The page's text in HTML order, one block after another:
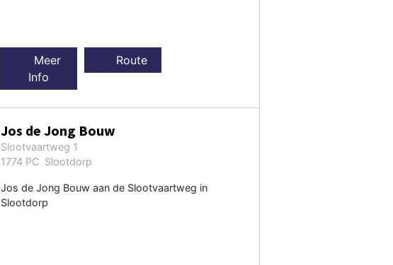
Meer
Info
Route
Jos de Jong Bouw
Slootvaartweg 1
1774 PC Slootdorp
Jos de Jong Bouw aan de Slootvaartweg in
Slootdorp